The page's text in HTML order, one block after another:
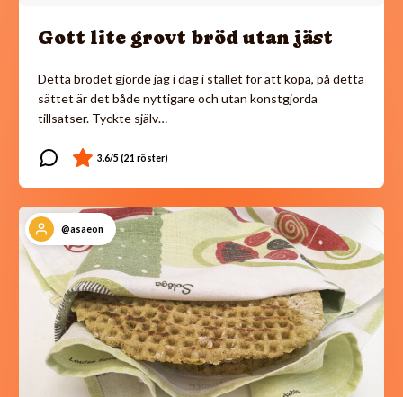
Gott lite grovt bröd utan jäst
Detta brödet gjorde jag i dag i stället för att köpa, på detta
sättet är det både nyttigare och utan konstgjorda
tillsatser. Tyckte själv…
@asaeon